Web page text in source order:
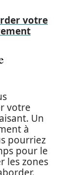
votre
votre
Un
à
pourriez
pour le
les zones